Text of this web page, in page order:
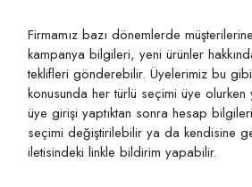
Firmamız bazı dönemlerde
kampanya bilgileri, yeni ürünler
teklifleri gönderebilir. Üyelerimiz bu
konusunda her türlü seçimi üye
üye girişi yaptıktan sonra hesap
seçimi değiştirilebilir ya da kendisine
iletisindeki linkle bildirim yapabilir.